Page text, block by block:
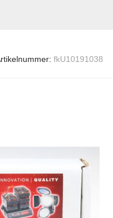
fkU10191038